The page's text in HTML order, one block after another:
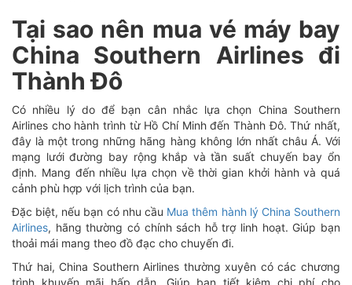
Tại sao nên mua vé máy bay
China Southern Airlines đi
Thành Đô
Có nhiều lý do để bạn cân nhắc lựa chọn China Southern
Airlines cho hành trình từ Hồ Chí Minh đến Thành Đô. Thứ nhất,
đây là một trong những hãng hàng không lớn nhất châu Á. Với
mạng lưới đường bay rộng khắp và tần suất chuyến bay ổn
định. Mang đến nhiều lựa chọn về thời gian khởi hành và quá
cảnh phù hợp với lịch trình của bạn.
Đặc biệt, nếu bạn có nhu cầu Mua thêm hành lý China Southern
Airlines, hãng thường có chính sách hỗ trợ linh hoạt. Giúp bạn
thoải mái mang theo đồ đạc cho chuyến đi.
Thứ hai, China Southern Airlines thường xuyên có các chương
trình khuyến mãi hấp dẫn. Giúp bạn tiết kiệm chi phí cho